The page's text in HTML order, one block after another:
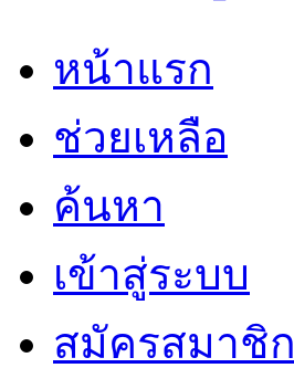
หน้าแรก
ช่วยเหลือ
ค้นหา
เข้าสู่ระบบ
สมัครสมาชิก